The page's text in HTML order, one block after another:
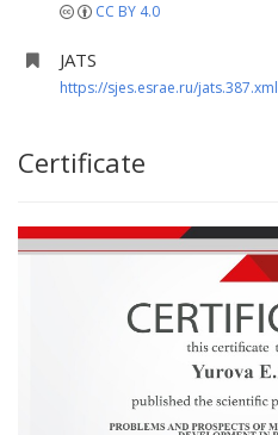
CC BY 4.0
JATS
https://sjes.esrae.ru/jats.387.xml
Certificate